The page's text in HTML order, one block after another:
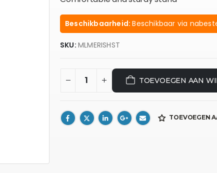
Beschikbaarheid:Beschikbaar via
SKU: MLMERISHST
TOEVOEGEN AAN
TOEVOEGEN